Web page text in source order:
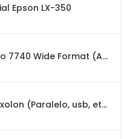
Epson LX-350
Impressora HP OfficeJet Pro 7740 Wide Format (A3/All-in-One)
Impressora POS Termica Bixolon (Paralelo, usb, ethernet, black, 203dpi)